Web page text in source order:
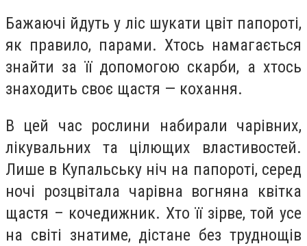
Бажаючі йдуть у ліс шукати цвіт папороті,
як правило, парами. Хтось намагається
знайти за її допомогою скарби, а хтось
знаходить своє щастя — кохання.
В цей час рослини набирали чарівних,
лікувальних та цілющих властивостей.
Лише в Купальську ніч на папороті, серед
ночі розцвітала чарівна вогняна квітка
щастя – кочедижник. Хто її зірве, той усе
на світі знатиме, дістане без труднощів